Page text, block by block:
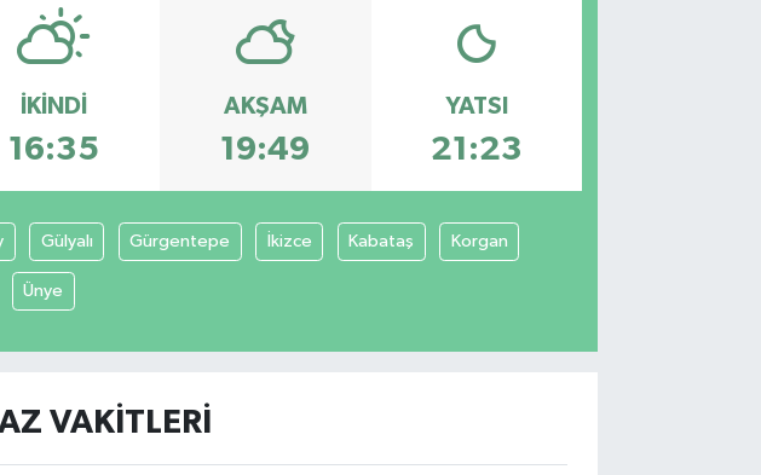
İKINDI
16:35
AKŞAM
19:49
YATSI
21:23
Gülyalı Gürgentepe İkizce Kabataş Korgan
Ünye
VAKITLERI